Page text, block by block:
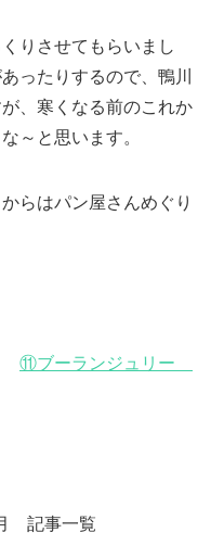
りさせてもらいまし
ったりするので、鴨川
、寒くなる前のこれか
～と思います。
らはパン屋さんめぐり
⑪ブーランジュリー
記事一覧